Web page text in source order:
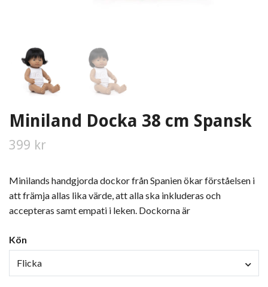
Miniland Docka 38 cm Spansk
399 kr
Minilands handgjorda dockor från Spanien ökar förståelsen i
att främja allas lika värde, att alla ska inkluderas och
accepteras samt empati i leken. Dockorna är
Kön
Flicka